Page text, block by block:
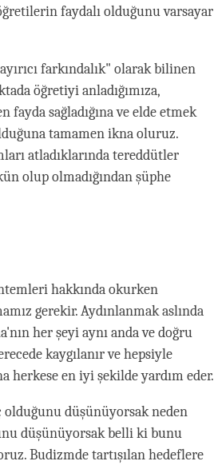
faydalı olduğunu varsayar
farkındalık" olarak bilinen
öğretiyi anladığımıza,
sağladığına ve elde etmek
tamamen ikna oluruz.
atladıklarında tereddütler
olup olmadığından şüphe
hakkında okurken
gerekir. Aydınlanmak aslında
her şeyi aynı anda ve doğru
kaygılanır ve hepsiyle
en iyi şekilde yardım eder.
olduğunu düşünüyorsak neden
düşünüyorsak belli ki bunu
Budizmde tartışılan hedeflere